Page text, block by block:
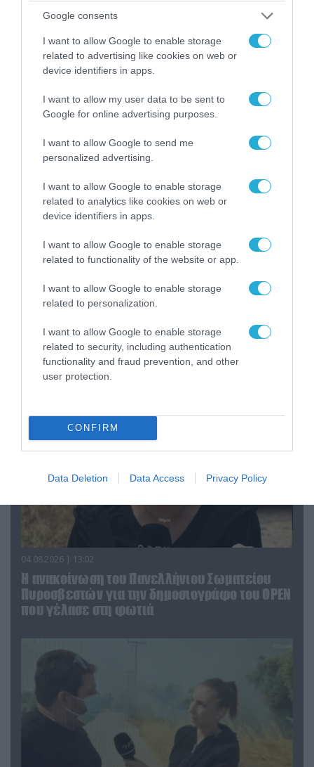
Google consents
I want to allow Google to enable storage
related to advertising like cookies on web or
device identifiers in apps.
I want to allow my user data to be sent to
Google for online advertising purposes.
I want to allow Google to send me
personalized advertising.
I want to allow Google to enable storage
related to analytics like cookies on web or
device identifiers in apps.
I want to allow Google to enable storage
related to functionality of the website or app.
I want to allow Google to enable storage
related to personalization.
I want to allow Google to enable storage
related to security, including authentication
functionality and fraud prevention, and other
user protection.
CONFIRM
Data Deletion Data Access Privacy Policy
06.08.2026 | 09:03
«Οι εντελώς αθώοι»: Η ανάρτηση του Αρκά για
τα ζώα που χάθηκαν στις πυρκαγιές της
Αττικής (φωτο)
Αυτή την ώρα το τελευταίο «αντίο» στον πρώην
υπουργό Ι.Βαρβιτσιώτη (φωτο)
04.08.2026 | 13:02
Η ανακοίνωση του Πανελλήνιου Σωματείου
Πυροσβεστών για την δημοσιογράφο του OPEN
που γέλασε στη φωτιά